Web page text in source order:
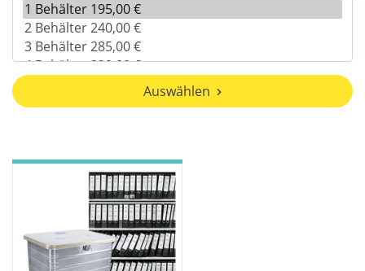
Auswählen